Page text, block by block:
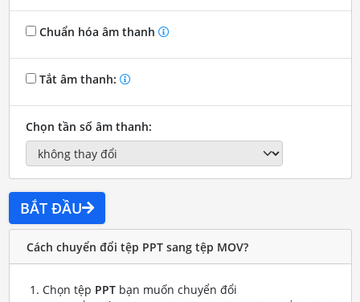
Chuẩn hóa âm thanh
Tắt âm thanh:
Chọn tần số âm thanh:
BẮT ĐẦU
Cách chuyển đổi tệp PPT sang tệp MOV?
Chọn tệp PPTbạn muốn chuyển đổi